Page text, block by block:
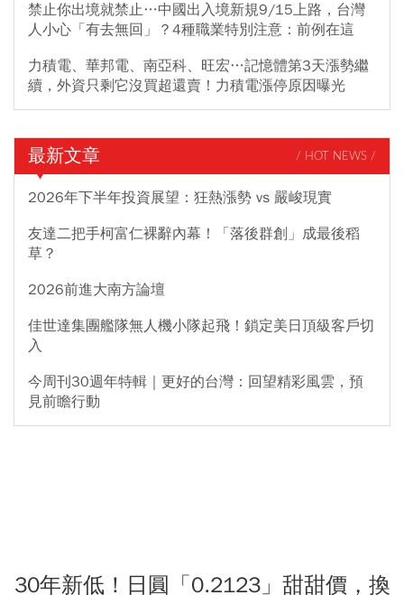
禁止你出境就禁止…中國出入境新規9/15上路，台灣
人小心「有去無回」？4種職業特別注意：前例在這
力積電、華邦電、南亞科、旺宏…記憶體第3天漲勢繼
續，外資只剩它沒買超還賣！力積電漲停原因曝光
最新文章 / HOT NEWS /
2026年下半年投資展望：狂熱漲勢 vs 嚴峻現實
友達二把手柯富仁裸辭內幕！「落後群創」成最後稻
草？
2026前進大南方論壇
佳世達集團艦隊無人機小隊起飛！鎖定美日頂級客戶切
入
今周刊30週年特輯｜更好的台灣：回望精彩風雲，預
見前瞻行動
30年新低！日圓「0.2123」甜甜價，換